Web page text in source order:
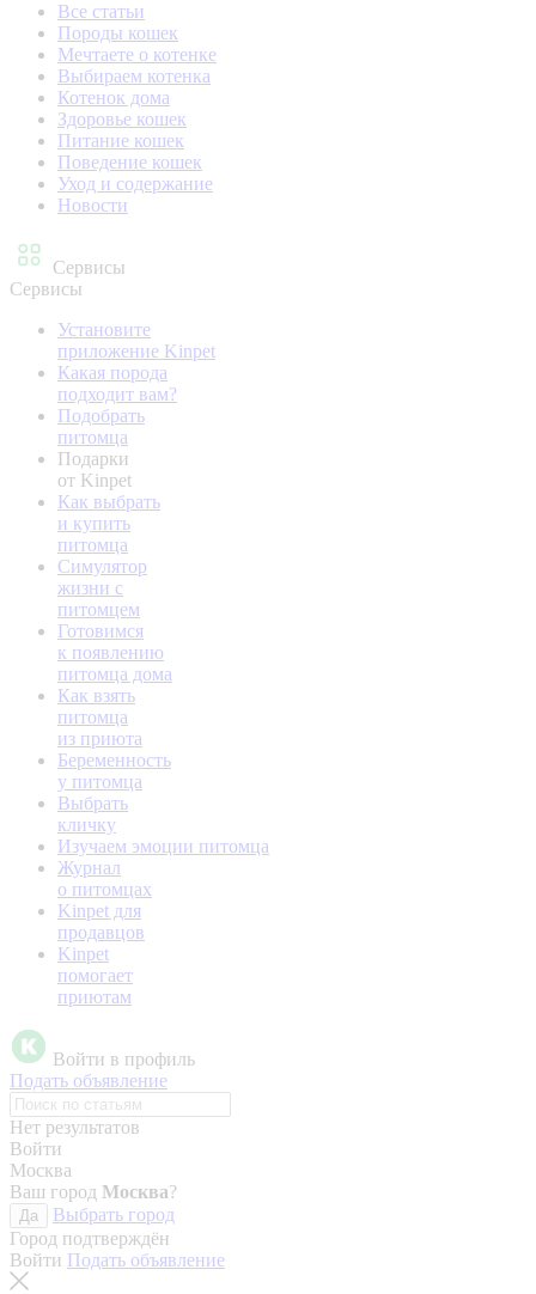
Все статьи
Породы кошек
Мечтаете о котенке
Выбираем котенка
Котенок дома
Здоровье кошек
Питание кошек
Поведение кошек
Уход и содержание
Новости
Сервисы
Сервисы
Установите
приложение Kinpet
Какая порода
подходит вам?
Подобрать
питомца
Подарки
от Kinpet
Как выбрать
и купить
питомца
Симулятор
жизни с
питомцем
Готовимся
к появлению
питомца дома
Как взять
питомца
из приюта
Беременность
у питомца
Выбрать
кличку
Изучаем эмоции питомца
Журнал
о питомцах
Kinpet для
продавцов
Kinpet
помогает
приютам
Войти в профиль
Подать объявление
Нет результатов
Войти
Москва
Ваш город Москва?
Да
Выбрать город
Город подтверждён
Войти Подать объявление